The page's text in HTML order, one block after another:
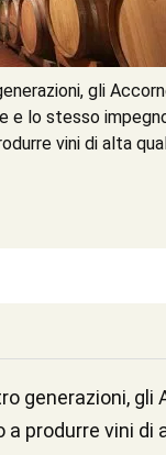
gli
e lo stesso
vini di alta
generazioni,
produrre vini di